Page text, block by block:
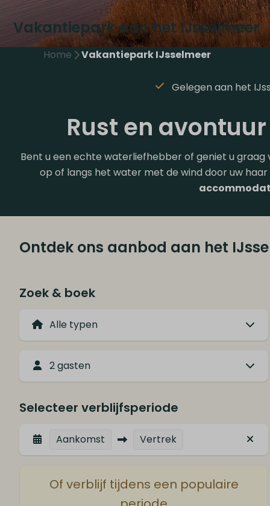
Vakantiepark aan het IJsselmeer
Home Vakantiepark IJsselmeer
Gelegen aan het
Rust en
Bent u een echte waterliefhebber of geniet u graag
op of langs het water met de wind door uw
Ontdek ons aanbod aan het
Zoek & boek
2 gasten
Selecteer verblijfsperiode
Aankomst Vertrek
Of verblijf tijdens een populaire